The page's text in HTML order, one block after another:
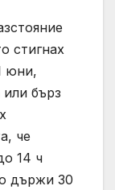
стигнах
юни,
бърз
че
14 ч
държи 30